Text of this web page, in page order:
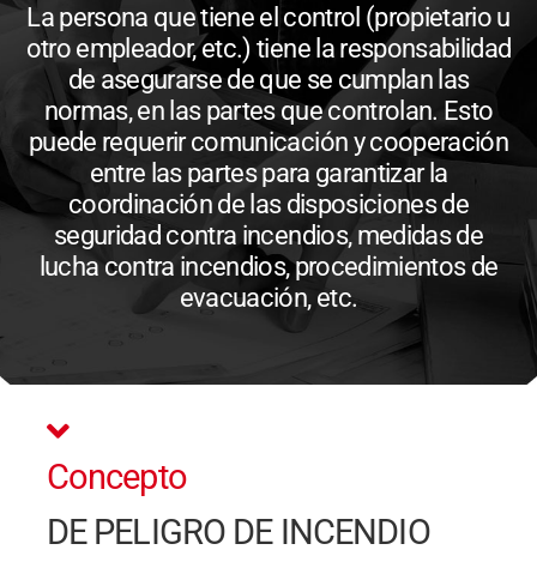
La persona que tiene el control (propietario u
otro empleador, etc.) tiene la responsabilidad
de asegurarse de que se cumplan las
normas, en las partes que controlan. Esto
puede requerir comunicación y cooperación
entre las partes para garantizar la
coordinación de las disposiciones de
seguridad contra incendios, medidas de
lucha contra incendios, procedimientos de
evacuación, etc.
Concepto
DE PELIGRO DE INCENDIO